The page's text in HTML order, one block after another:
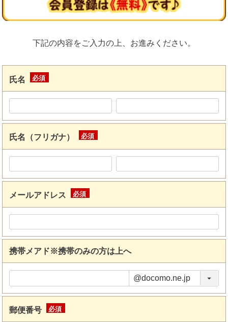
下記の内容をご入力の上、お進みください。
氏名
須)
氏名（フリガナ）
須)
メールアドレス
須)
携帯メアド※携帯のみの方は上へ
郵便番号